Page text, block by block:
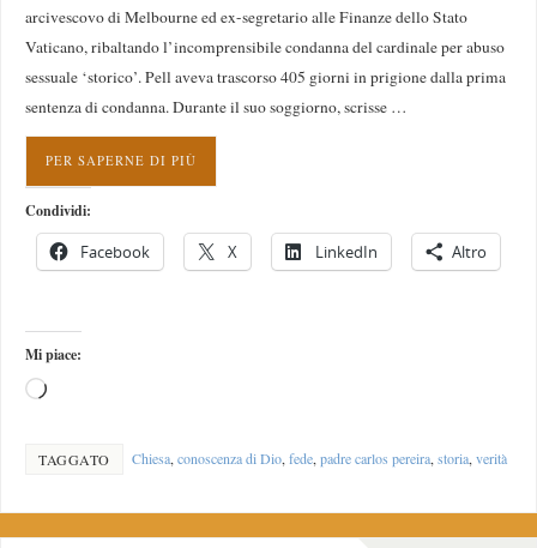
arcivescovo di Melbourne ed ex-segretario alle Finanze dello Stato
Vaticano, ribaltando l’incomprensibile condanna del cardinale per abuso
sessuale ‘storico’. Pell aveva trascorso 405 giorni in prigione dalla prima
sentenza di condanna. Durante il suo soggiorno, scrisse …
PER SAPERNE DI PIÙ
Condividi:
Facebook X LinkedIn Altro
Mi piace:
TAGGATO Chiesa, conoscenza di Dio, fede, padre carlos pereira, storia, verità